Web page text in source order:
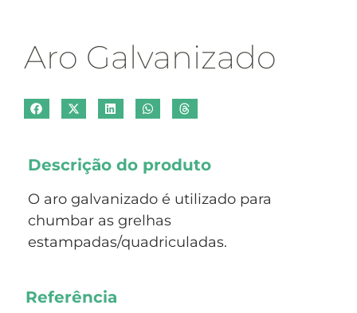
Aro Galvanizado
Descrição do produto
O aro galvanizado é utilizado para
chumbar as grelhas
estampadas/quadriculadas.
Referência